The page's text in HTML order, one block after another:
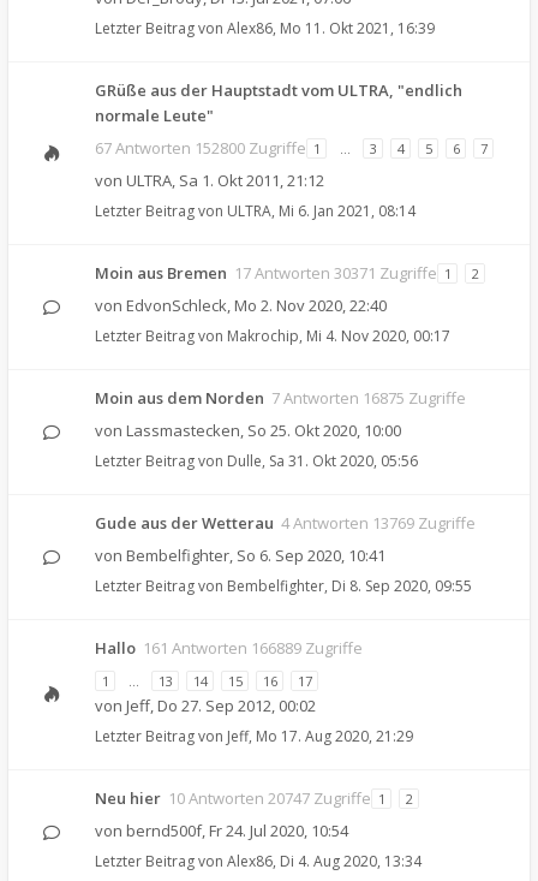
Letzter Beitrag von Alex86, Mo 11. Okt 2021, 16:39
GRüße aus der Hauptstadt vom ULTRA, "endlich
normale Leute"
67 Antworten 152800 Zugriffe 1 … 3 4 5 6 7
von ULTRA, Sa 1. Okt 2011, 21:12
Letzter Beitrag von ULTRA, Mi 6. Jan 2021, 08:14
Moin aus Bremen 17 Antworten 30371 Zugriffe 1 2
von EdvonSchleck, Mo 2. Nov 2020, 22:40
Letzter Beitrag von Makrochip, Mi 4. Nov 2020, 00:17
Moin aus dem Norden 7 Antworten 16875 Zugriffe
von Lassmastecken, So 25. Okt 2020, 10:00
Letzter Beitrag von Dulle, Sa 31. Okt 2020, 05:56
Gude aus der Wetterau 4 Antworten 13769 Zugriffe
von Bembelfighter, So 6. Sep 2020, 10:41
Letzter Beitrag von Bembelfighter, Di 8. Sep 2020, 09:55
Hallo 161 Antworten 166889 Zugriffe
1 … 13 14 15 16 17
von Jeff, Do 27. Sep 2012, 00:02
Letzter Beitrag von Jeff, Mo 17. Aug 2020, 21:29
Neu hier 10 Antworten 20747 Zugriffe 1 2
von bernd500f, Fr 24. Jul 2020, 10:54
Letzter Beitrag von Alex86, Di 4. Aug 2020, 13:34